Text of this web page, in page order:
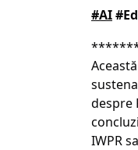
#AI
despre
IWPR